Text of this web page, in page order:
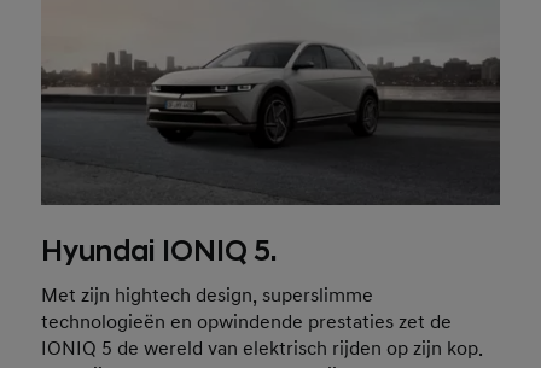
Hyundai IONIQ 5.
Met zijn hightech design, superslimme
technologieën en opwindende prestaties zet de
IONIQ 5 de wereld van elektrisch rijden op zijn kop.